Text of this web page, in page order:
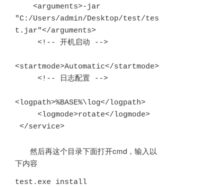
"C:/Users/admin/Desktop/test/tes
t.jar"</arguments>
<startmode>Automatic</startmode>
<logpath>%BASE%\log</logpath>
</service>
然后再这个目录下面打开cmd，输入以
下内容
test.exe install